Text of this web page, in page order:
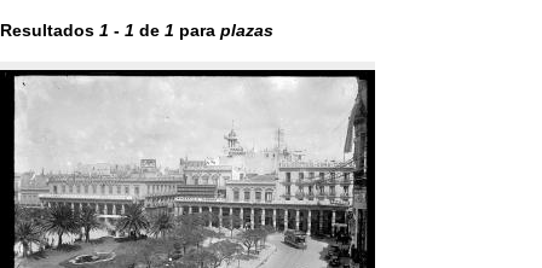
Resultados 1 - 1 de 1 para plazas